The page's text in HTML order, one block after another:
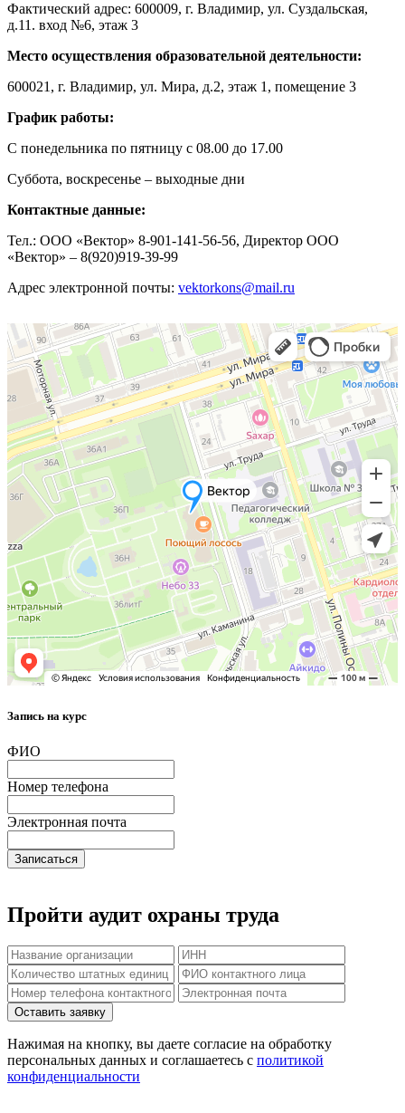
Фактический адрес: 600009, г. Владимир, ул. Суздальская,
д.11. вход №6, этаж 3
Место осуществления образовательной деятельности:
600021, г. Владимир, ул. Мира, д.2, этаж 1, помещение 3
График работы:
С понедельника по пятницу с 08.00 до 17.00
Суббота, воскресенье – выходные дни
Контактные данные:
Тел.: ООО «Вектор» 8-901-141-56-56, Директор ООО
«Вектор» – 8(920)919-39-99
Адрес электронной почты: vektorkons@mail.ru
Запись на курс
ФИО
Номер телефона
Электронная почта
Записаться
Пройти аудит охраны труда
Нажимая на кнопку, вы даете согласие на обработку
персональных данных и соглашаетесь c политикой
конфиденциальности